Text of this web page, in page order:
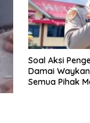
Soal Aksi
Damai
Semua Pihak